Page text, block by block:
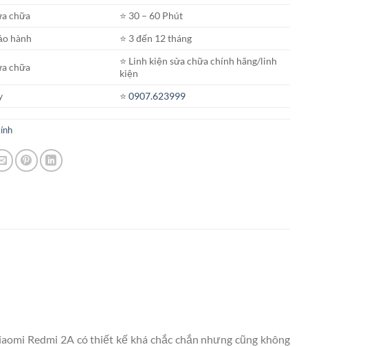
chữa
⭐️ 30 – 60 Phút
hành
⭐️ 3 đến 12 tháng
chữa
⭐️ Linh kiện sửa chữa chính hãng/linh
kiện
⭐️0907.623999
Redmi 2A có thiết kế khá chắc chắn nhưng cũng không